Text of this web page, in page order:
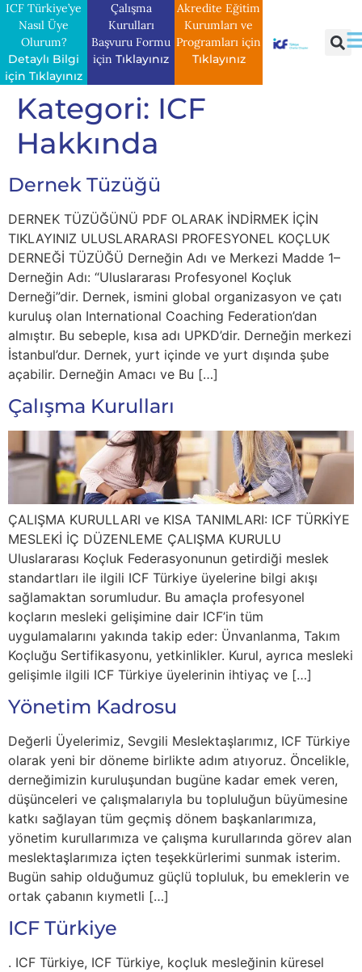
ICF Türkiye’ye
Nasıl Üye
Olurum?
Detaylı Bilgi
için Tıklayınız
Çalışma
Kurulları
Başvuru Formu
içinTıklayınız
Akredite Eğitim
Kurumları ve
Programları için
Tıklayınız
Kategori: ICF
Hakkında
Dernek Tüzüğü
DERNEK TÜZÜĞÜNÜ PDF OLARAK İNDİRMEK İÇİN
TIKLAYINIZ ULUSLARARASI PROFESYONEL KOÇLUK
DERNEĞİ TÜZÜĞÜ Derneğin Adı ve Merkezi Madde 1–
Derneğin Adı: “Uluslararası Profesyonel Koçluk
Derneği”dir. Dernek, ismini global organizasyon ve çatı
kuruluş olan International Coaching Federation’dan
almıştır. Bu sebeple, kısa adı UPKD’dir. Derneğin merkezi
İstanbul’dur. Dernek, yurt içinde ve yurt dışında şube
açabilir. Derneğin Amacı ve Bu […]
Çalışma Kurulları
ÇALIŞMA KURULLARI ve KISA TANIMLARI: ICF TÜRKİYE
MESLEKİ İÇ DÜZENLEME ÇALIŞMA KURULU
Uluslararası Koçluk Federasyonunun getirdiği meslek
standartları ile ilgili ICF Türkiye üyelerine bilgi akışı
sağlamaktan sorumludur. Bu amaçla profesyonel
koçların mesleki gelişimine dair ICF’in tüm
uygulamalarını yakında takip eder: Ünvanlanma, Takım
Koçluğu Sertifikasyonu, yetkinlikler. Kurul, ayrıca mesleki
gelişimle ilgili ICF Türkiye üyelerinin ihtiyaç ve […]
Yönetim Kadrosu
Değerli Üyelerimiz, Sevgili Meslektaşlarımız, ICF Türkiye
olarak yeni bir döneme birlikte adım atıyoruz. Öncelikle,
derneğimizin kuruluşundan bugüne kadar emek veren,
düşünceleri ve çalışmalarıyla bu topluluğun büyümesine
katkı sağlayan tüm geçmiş dönem başkanlarımıza,
yönetim kurullarımıza ve çalışma kurullarında görev alan
meslektaşlarımıza içten teşekkürlerimi sunmak isterim.
Bugün sahip olduğumuz güçlü topluluk, bu emeklerin ve
ortak çabanın kıymetli […]
ICF Türkiye
. ICF Türkiye, ICF Türkiye, koçluk mesleğinin küresel